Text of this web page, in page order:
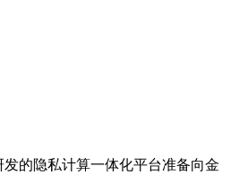
的隐私计算一体化平台准备向金